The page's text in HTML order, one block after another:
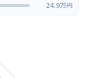
24.9万円